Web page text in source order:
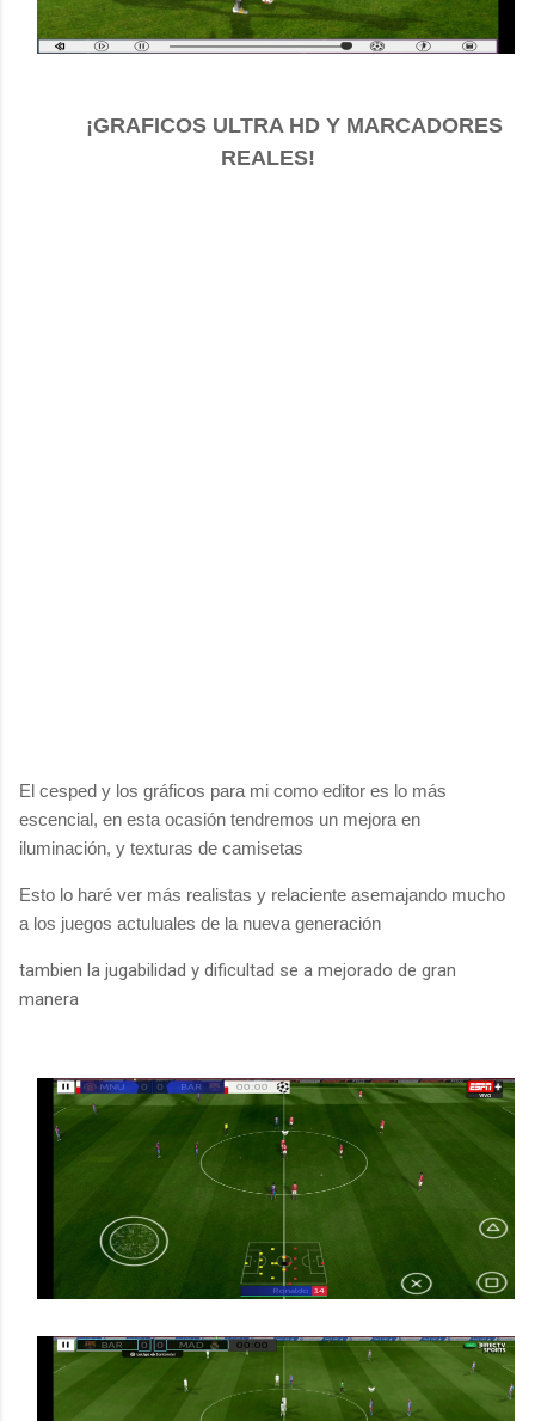
¡GRAFICOS ULTRA HD Y MARCADORES
REALES!
El cesped y los gráficos para mi como editor es lo más
escencial, en esta ocasión tendremos un mejora en
iluminación, y texturas de camisetas
Esto lo haré ver más realistas y relaciente asemajando mucho
a los juegos actuluales de la nueva generación
tambien la jugabilidad y dificultad se a mejorado de gran
manera